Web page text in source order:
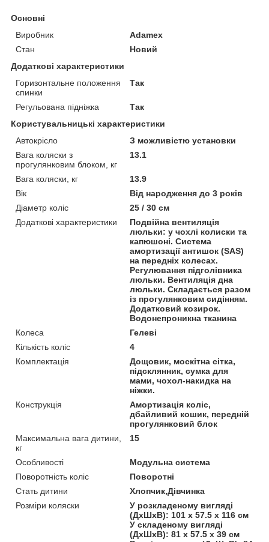
Основні
Виробник
Adamex
Стан
Новий
Додаткові характеристики
Горизонтальне положення
спинки
Так
Регульована підніжка
Так
Користувальницькі характеристики
Автокрісло
З можливістю установки
Вага коляски з
прогулянковим блоком, кг
13.1
Вага коляски, кг
13.9
Вік
Від народження до 3 років
Діаметр коліс
25 / 30 см
Додаткові характеристики
Подвійна вентиляція
люльки: у чохлі колиски та
капюшоні. Система
амортизації антишок (SAS)
на передніх колесах.
Регулювання підголівника
люльки. Вентиляція дна
люльки. Складається разом
із прогулянковим сидінням.
Додатковий козирок.
Водонепроникна тканина
Колеса
Гелеві
Кількість коліс
4
Комплектація
Дощовик, москітна сітка,
підсклянник, сумка для
мами, чохол-накидка на
ніжки.
Конструкція
Амортизація коліс,
дбайливий кошик, передній
прогулянковий блок
Максимальна вага дитини,
кг
15
Особливості
Модульна система
Поворотність коліс
Поворотні
Стать дитини
Хлопчик,Дівчинка
Розміри коляски
У розкладеному вигляді
(ДхШхВ): 101 х 57.5 х 116 см
У складеному вигляді
(ДхШхВ): 81 х 57.5 х 39 см